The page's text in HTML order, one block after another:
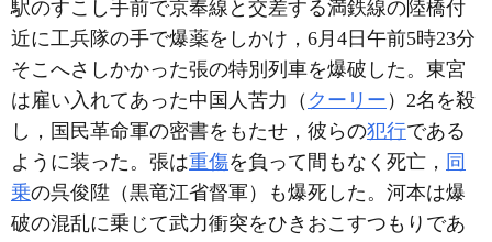
駅のすこし手前で京奉線と交差する満鉄線の陸橋付
近に工兵隊の手で爆薬をしかけ，6月4日午前5時23分
そこへさしかかった張の特別列車を爆破した。東宮
は雇い入れてあった中国人苦力（ クーリー ）2名を殺
し，国民革命軍の密書をもたせ，彼らの犯行である
ように装った。張は重傷を負って間もなく死亡， 同
乗の呉俊陞（黒竜江省督軍）も爆死した。河本は爆
破の混乱に乗じて武力衝突をひきおこすつもりであ